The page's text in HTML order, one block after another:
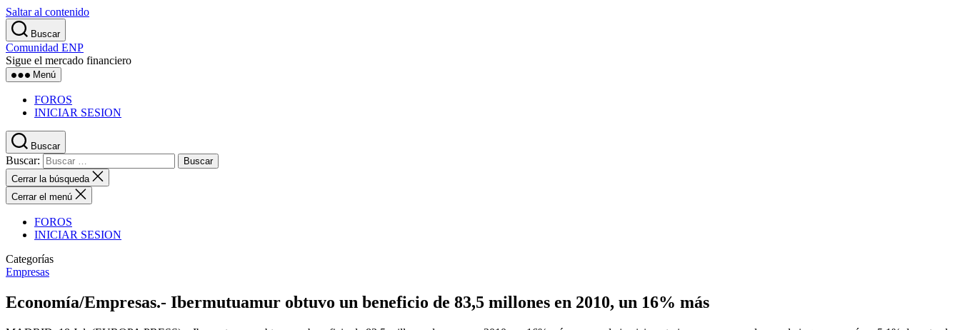
Saltar al contenido
Buscar
Comunidad ENP
Sigue el mercado financiero
Menú
FOROS
INICIAR SESION
Buscar
Buscar:
Cerrar la búsqueda